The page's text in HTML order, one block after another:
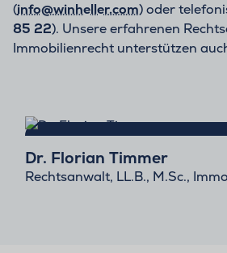
(info@winheller.com) oder
85 22). Unsere erfahrenen
Immobilienrecht unterstützen
Dr. Florian Timmer
Rechtsanwalt, LL.B., M.Sc.,